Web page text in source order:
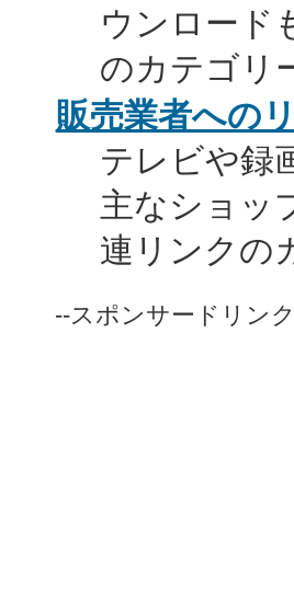
ウンロード
のカテゴリ
販売業者への
テレビや録
主なショッ
連リンクの
--スポンサードリン